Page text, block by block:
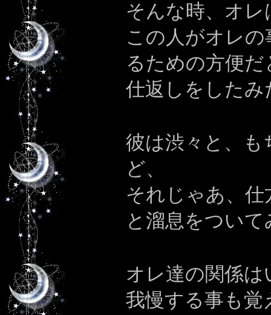
そんな時、オ
この人がオレ
るための方便
仕返しをしたみ
彼は渋々と、
ど、
それじゃあ、
と溜息をつい
オレ達の関係
我慢する事も